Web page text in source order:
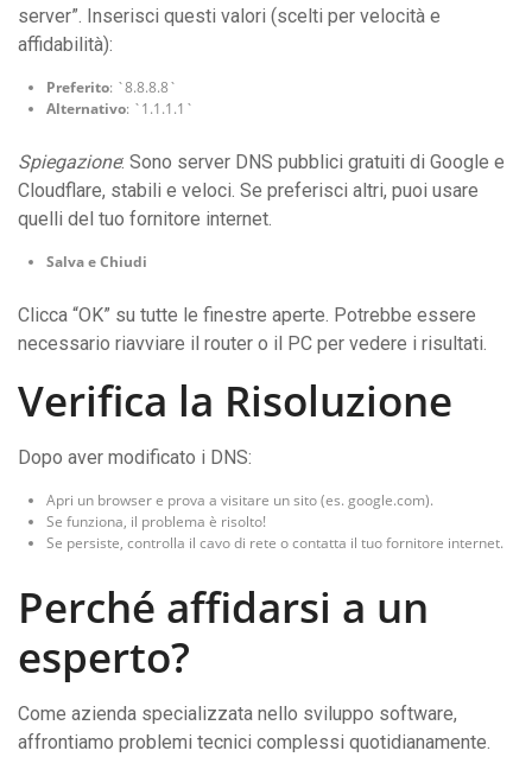
server”. Inserisci questi valori (scelti per velocità e
affidabilità):
Preferito: `8.8.8.8`
Alternativo: `1.1.1.1`
Spiegazione: Sono server DNS pubblici gratuiti di Google e
Cloudflare, stabili e veloci. Se preferisci altri, puoi usare
quelli del tuo fornitore internet.
Salva e Chiudi
Clicca “OK” su tutte le finestre aperte. Potrebbe essere
necessario riavviare il router o il PC per vedere i risultati.
Verifica la Risoluzione
Dopo aver modificato i DNS:
Apri un browser e prova a visitare un sito (es. google.com).
Se funziona, il problema è risolto!
Se persiste, controlla il cavo di rete o contatta il tuo fornitore internet.
Perché affidarsi a un
esperto?
Come azienda specializzata nello sviluppo software,
affrontiamo problemi tecnici complessi quotidianamente.